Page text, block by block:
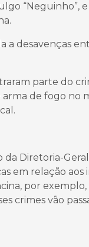
“Neguinho”,
a desavenças
parte do
arma de fogo no
da Diretoria-
em relação
por
crimes vão